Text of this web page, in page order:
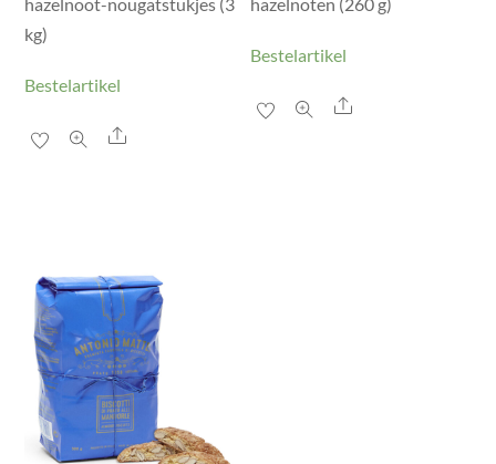
kg)
Bestelartikel
Share
Bestelartikel
Share